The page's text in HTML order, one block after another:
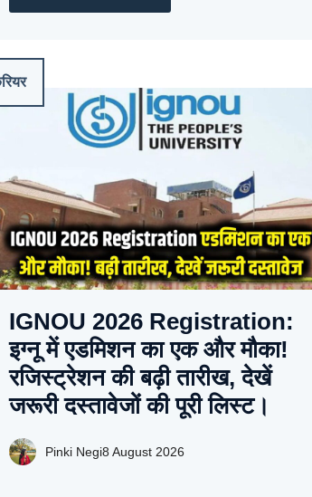
IGNOU 2026 Registration:
इग्नू में एडमिशन का एक और मौका!
रजिस्ट्रेशन की बढ़ी तारीख, देखें
जरूरी दस्तावेजों की पूरी लिस्ट।
Pinki Negi8 August 2026